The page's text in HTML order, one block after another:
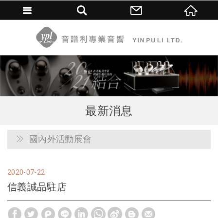
最新消息
國內外活動展會
22
07
2020
信義誠品駐店